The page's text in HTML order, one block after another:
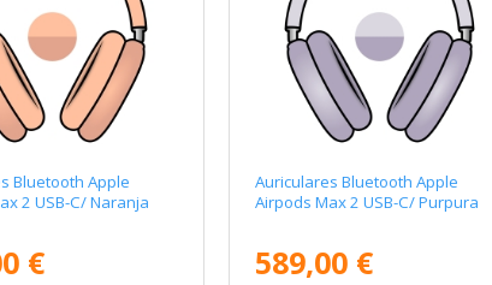
Bluetooth Apple
2 USB-C/ Naranja
€
Auriculares Bluetooth Apple
Airpods Max 2 USB-C/ Purpura
589,00 €